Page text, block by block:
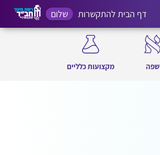
דף הבית להתקשרות שלום
שפה מקצועות כלליים